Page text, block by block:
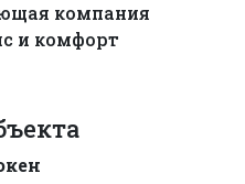
компания
и комфорт